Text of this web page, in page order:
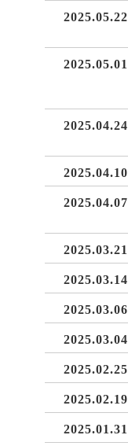
2025.05.22
2025.05.01
2025.04.24
2025.04.10
2025.04.07
2025.03.21
2025.03.14
2025.03.06
2025.03.04
2025.02.25
2025.02.19
2025.01.31